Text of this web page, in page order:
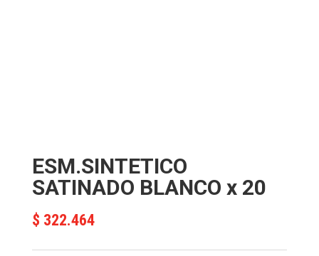
ESM.SINTETICO
SATINADO BLANCO x 20
$ 322.464